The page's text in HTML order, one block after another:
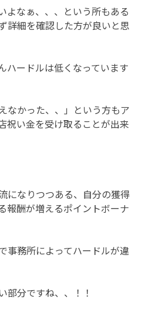
よなぁ、、、という所もある
詳細を確認した方が良いと思
ハードルは低くなっています
なかった、、」という方もア
祝い金を受け取ることが出来
になりつつある、自分の獲得
報酬が増えるポイントボーナ
事務所によってハードルが違
部分ですね、、！！